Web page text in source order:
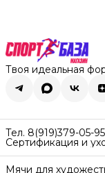
Твоя идеальная
Тел. 8(919)379-05-95
Сертификация и
Мячи для